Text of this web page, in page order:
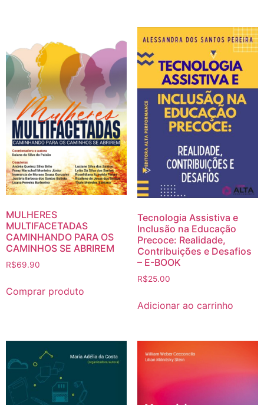
MULHERES
MULTIFACETADAS
CAMINHANDO PARA OS
CAMINHOS SE ABRIREM
R$69.90
Comprar produto
Tecnologia Assistiva e
Inclusão na Educação
Precoce: Realidade,
Contribuições e Desafios
– E-BOOK
R$25.00
Adicionar ao carrinho